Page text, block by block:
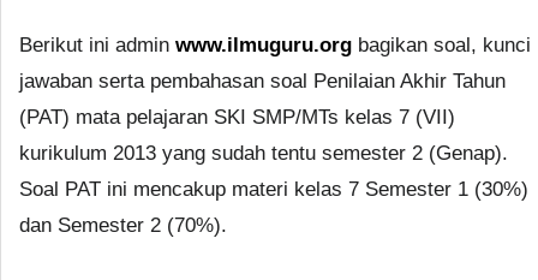
Berikut ini admin www.ilmuguru.org bagikan soal, kunci
jawaban serta pembahasan soal Penilaian Akhir Tahun
(PAT) mata pelajaran SKI SMP/MTs kelas 7 (VII)
kurikulum 2013 yang sudah tentu semester 2 (Genap).
Soal PAT ini mencakup materi kelas 7 Semester 1 (30%)
dan Semester 2 (70%).